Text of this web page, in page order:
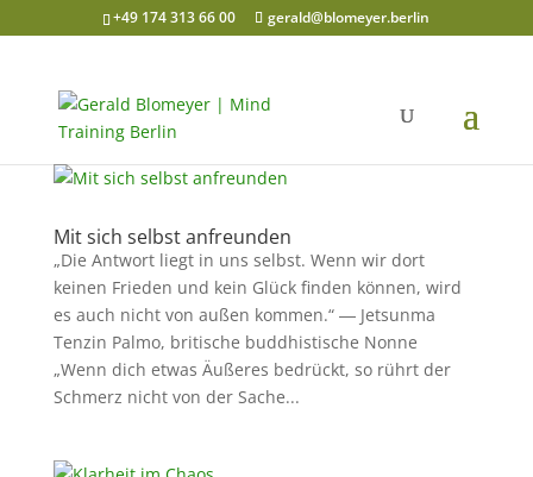
+49 174 313 66 00 gerald@blomeyer.berlin
Mit sich selbst anfreunden
„Die Antwort liegt in uns selbst. Wenn wir dort
keinen Frieden und kein Glück finden können, wird
es auch nicht von außen kommen.“ ― Jetsunma
Tenzin Palmo, britische buddhistische Nonne
„Wenn dich etwas Äußeres bedrückt, so rührt der
Schmerz nicht von der Sache...